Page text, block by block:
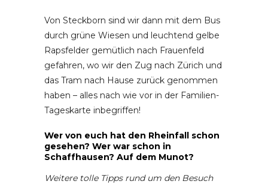
Von Steckborn sind wir dann mit dem Bus
durch grüne Wiesen und leuchtend gelbe
Rapsfelder gemütlich nach Frauenfeld
gefahren, wo wir den Zug nach Zürich und
das Tram nach Hause zurück genommen
haben – alles nach wie vor in der Familien-
Tageskarte inbegriffen!
Wer von euch hat den Rheinfall schon
gesehen? Wer war schon in
Schaffhausen? Auf dem Munot?
Weitere tolle Tipps rund um den Besuch